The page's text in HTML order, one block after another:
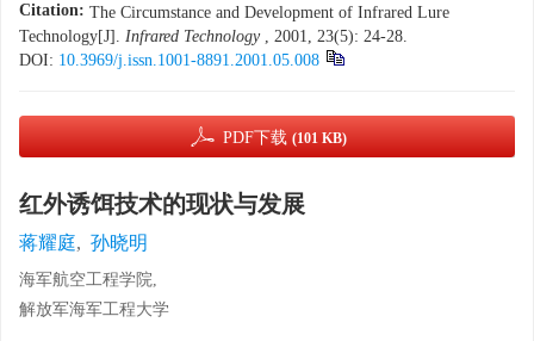
Citation: The Circumstance and Development of Infrared Lure
Technology[J]. Infrared Technology , 2001, 23(5): 24-28.
DOI: 10.3969/j.issn.1001-8891.2001.05.008
PDF下载 (101 KB)
红外诱饵技术的现状与发展
蒋耀庭, 孙晓明
海军航空工程学院,
解放军海军工程大学